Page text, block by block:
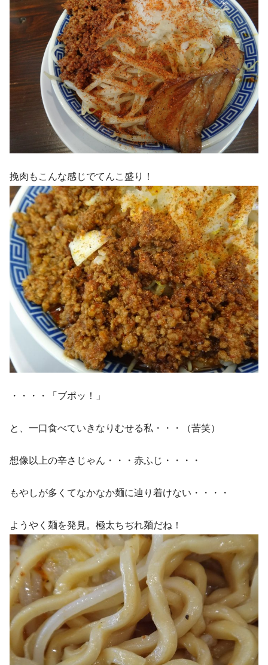
挽肉もこんな感じでてんこ盛り！
・・・・「ブポッ！」
と、一口食べていきなりむせる私・・・（苦笑）
想像以上の辛さじゃん・・・赤ふじ・・・・
もやしが多くてなかなか麺に辿り着けない・・・・
ようやく麺を発見。極太ちぢれ麺だね！